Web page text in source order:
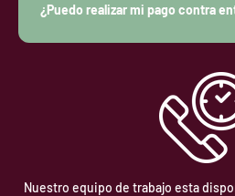
¿Puedo realizar mi pago contra
Nuestro equipo de trabajo esta